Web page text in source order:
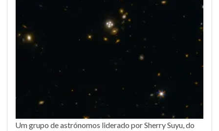
Um grupo de astrónomos liderado por Sherry Suyu, do